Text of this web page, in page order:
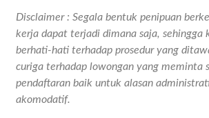
Disclaimer : Segala bentuk penipuan
kerja dapat terjadi dimana saja, sehingga
berhati-hati terhadap prosedur yang
curiga terhadap lowongan yang meminta
pendaftaran baik untuk alasan
akomodatif.